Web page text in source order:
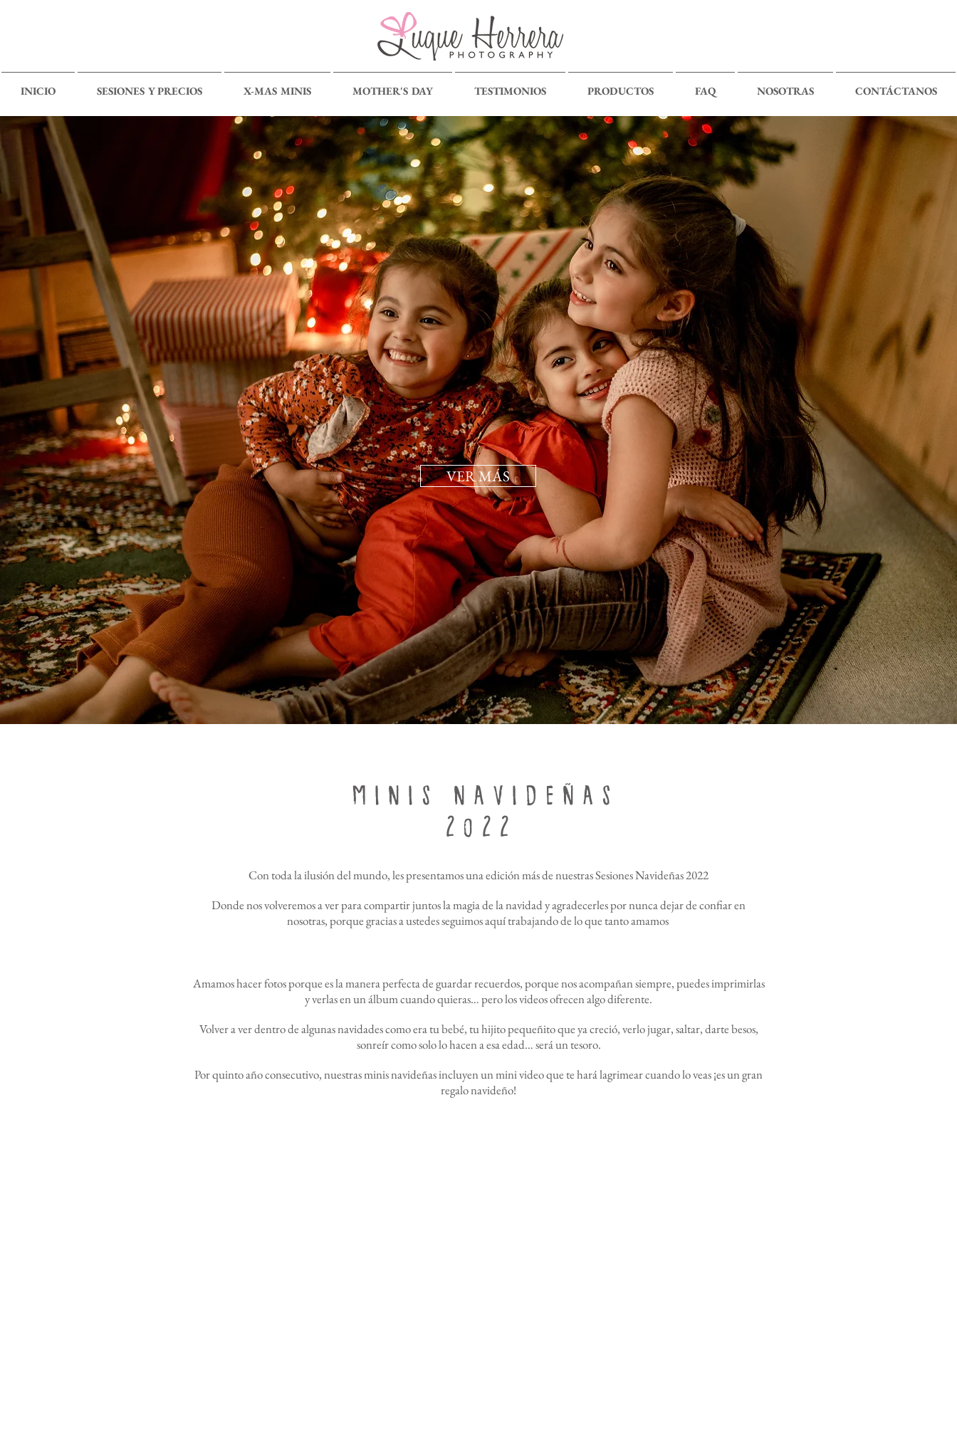
INICIO SESIONES Y PRECIOS X-MAS MINIS MOTHER'S DAY TESTIMONIOS PRODUCTOS FAQ NOSOTRAS CONTÁCTANOS
VER MÁS
MINIS NAVIDEÑA S
2 0 22
Con toda la ilusión del mundo, les presentamos una edición más de nuestras Sesiones Navideñas 2022
Donde nos volveremos a ver para compartir juntos la magia de la navidad y agradecerles por nunca dejar de confiar en
nosotras, porque gracias a ustedes seguimos aquí trabajando de lo que tanto amamos
Amamos hacer fotos porque es la manera perfecta de guardar recuerdos, porque nos acompañan siempre, puedes imprimirlas
y verlas en un álbum cuando quieras… pero los videos ofrecen algo diferente.
Volver a ver dentro de algunas navidades como era tu bebé, tu hijito pequeñito que ya creció, verlo jugar, saltar, darte besos,
sonreír como solo lo hacen a esa edad… será un tesoro.
Por quinto año consecutivo, nuestras minis navideñas incluyen un mini video que te hará lagrimear cuando lo veas ¡es un gran
regalo navideño!